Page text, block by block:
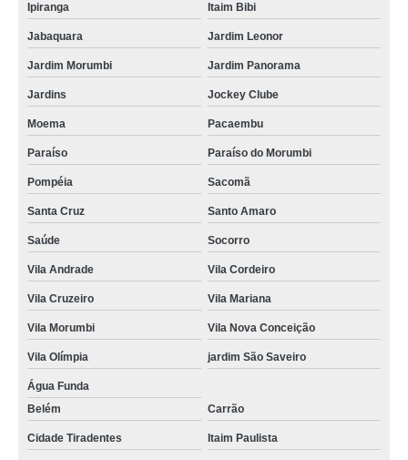
onde contratar acompanhante para idosos Limão
onde contratar acompanhante de idosos em hospitais Jaguaré
acompanhante de pessoas idosas Sapopemba
empresa especializada em acompanhante de idoso e babá Cupecê
acompanhante para terceira idade Chácara Flora
acompanhante para terceira idade Centro
acompanhante de idoso cama Chácara Santo Antônio
acompanhante idoso Cidade Ademar
onde contratar acompanhante de pessoas idosas Tucuruvi
onde contratar acompanhante de idoso e babá Parque São Domingos
acompanhante para idosos Santo Amaro
acompanhante para idosos empresa Penha
Ipiranga Itaim Bibi
Jabaquara Jardim Leonor
Jardim Morumbi Jardim Panorama
Jardins Jockey Clube
Moema Pacaembu
Paraíso Paraíso do Morumbi
Pompéia Sacomã
Santa Cruz Santo Amaro
Saúde Socorro
Vila Andrade Vila Cordeiro
Vila Cruzeiro Vila Mariana
Vila Morumbi Vila Nova Conceição
Vila Olímpia jardim São Saveiro
Água Funda
Belém
Carrão
Cidade Tiradentes Itaim Paulista